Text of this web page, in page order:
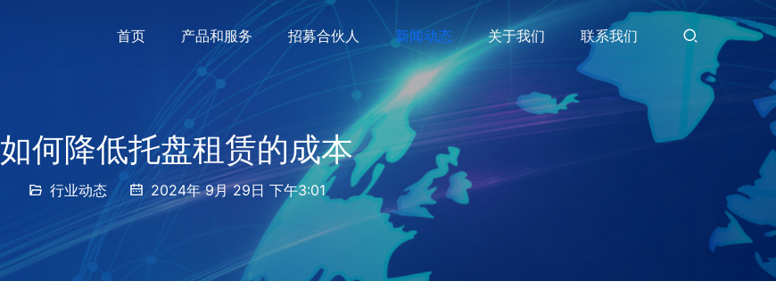
首页 产品和服务 招募合伙人 新闻动态 关于我们 联系我们
如何降低托盘租赁的成本
行业动态 2024年 9月 29日 下午3:01